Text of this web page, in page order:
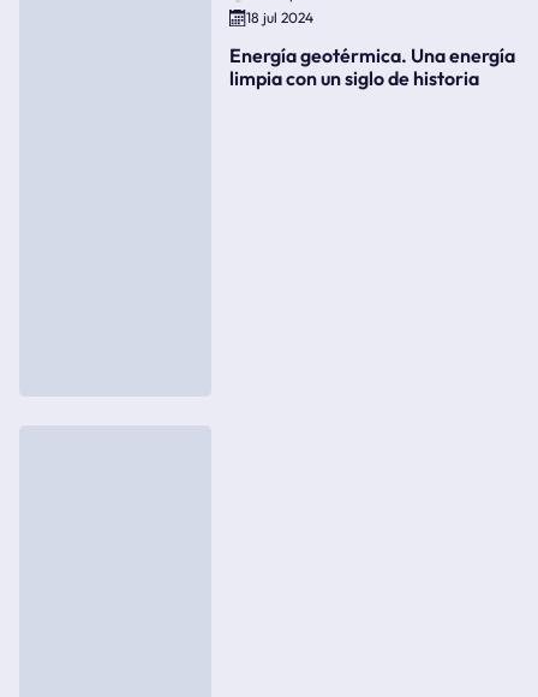
18 jul 2024
Energía geotérmica. Una energía
limpia con un siglo de historia